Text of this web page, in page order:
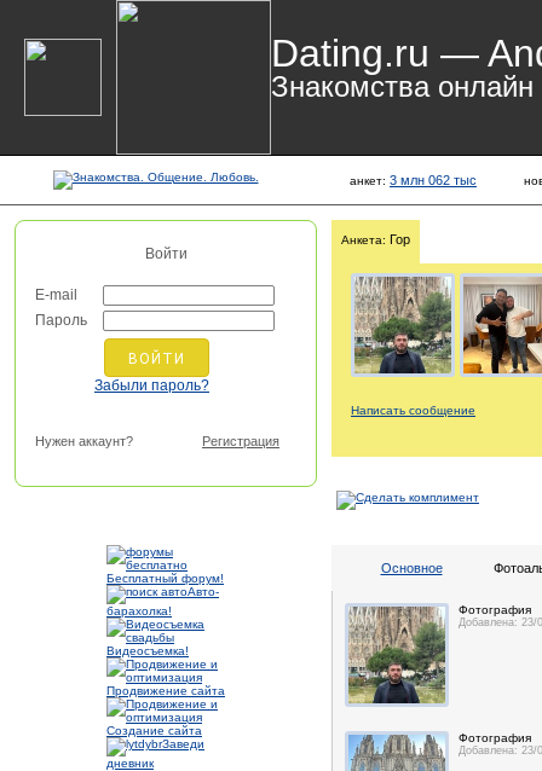
Dating.ru —
Знакомства онлайн
анкет: 3 млн 062 тыс
Войти
E-mail
Пароль
Забыли пароль?
Нужен аккаунт? Регистрация
Бесплатный форум!
Авто-
барахолка!
Видеосъемка!
Продвижение сайта
Создание сайта
Заведи
дневник
Анкета: Гор
Написать сообщение
Основное
Фотография
Добавлена: 23/
Фотография
Добавлена: 23/